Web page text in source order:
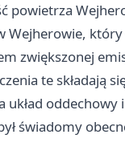
powietrza
zwiększonej
te składają
świadomy